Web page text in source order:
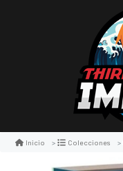
Inicio Colecciones